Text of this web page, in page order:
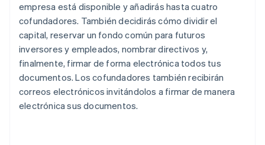
empresa está disponible y añadirás hasta cuatro
cofundadores. También decidirás cómo dividir el
capital, reservar un fondo común para futuros
inversores y empleados, nombrar directivos y,
finalmente, firmar de forma electrónica todos tus
documentos. Los cofundadores también recibirán
correos electrónicos invitándolos a firmar de manera
electrónica sus documentos.